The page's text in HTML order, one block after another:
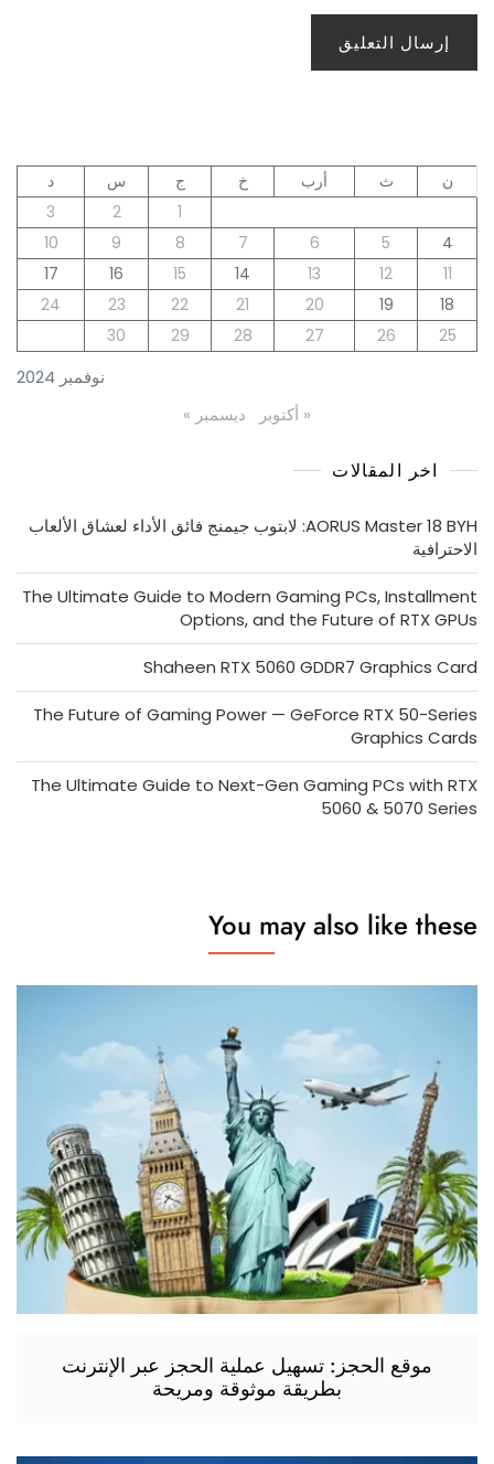
نوفمبر 2024
ن ث أرب خ ج س
د
1
2
3
4
5
6
7
8
9
10
11
12
13
14
15
16
17
18
19
20
21
22
23
24
25
26
27
28
29
30
« أكتوبر ديسمبر »
اخر المقالات
AORUS Master 18 BYH: لابتوب جيمنج فائق الأداء لعشاق الألعاب
الاحترافية
The Ultimate Guide to Modern Gaming PCs, Installment
Options, and the Future of RTX GPUs
Shaheen RTX 5060 GDDR7 Graphics Card
The Future of Gaming Power — GeForce RTX 50-Series
Graphics Cards
The Ultimate Guide to Next-Gen Gaming PCs with RTX
5060 & 5070 Series
You may also like these
موقع الحجز: تسهيل عملية الحجز عبر الإنترنت
بطريقة موثوقة ومريحة